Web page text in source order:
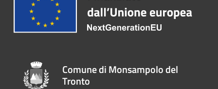
Comune di Monsampolo del
Tronto